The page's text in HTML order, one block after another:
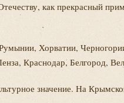
как прекрасный
Хорватии,
Краснодар, Белгород,
значение. На